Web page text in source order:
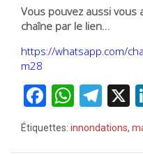
Vous pouvez aussi
chaîne par le lien…
https://whatsapp.com/
m28
F
a
W
T
el
X
Étiquettes: innondations,